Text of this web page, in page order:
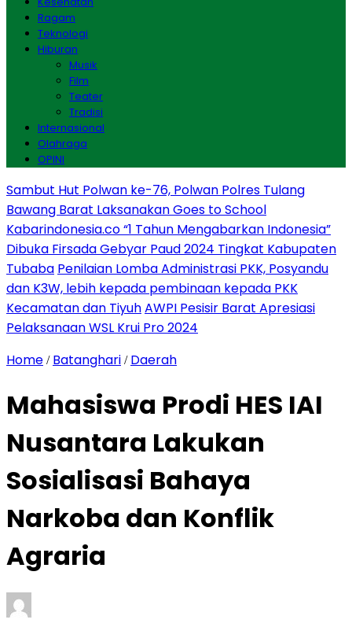
Ragam
Teknologi
Hiburan
Musik
Film
Teater
Tradisi
Internasional
Olahraga
OPINI
Sambut Hut Polwan ke-76, Polwan Polres Tulang
Bawang Barat Laksanakan Goes to School
Kabarindonesia.co “1 Tahun Mengabarkan Indonesia”
Dibuka Firsada Gebyar Paud 2024 Tingkat Kabupaten
Tubaba Penilaian Lomba Administrasi PKK, Posyandu
dan K3W, lebih kepada pembinaan kepada PKK
Kecamatan dan TiyuhAWPI Pesisir Barat Apresiasi
Pelaksanaan WSL Krui Pro 2024
Home / Batanghari / Daerah
Mahasiswa Prodi HES IAI
Nusantara Lakukan
Sosialisasi Bahaya
Narkoba dan Konflik
Agraria